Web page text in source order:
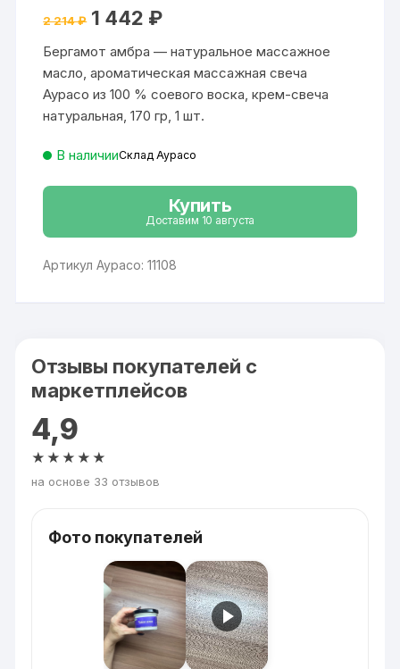
на основе
пользовател
ей
2 214₽ Первоначальная
цена
2
214 ₽.
1 442 ₽Текущая
442 ₽.
Бергамот амбра — натуральное массажное
масло, ароматическая массажная свеча
Аурасо из 100 % соевого воска, крем-свеча
натуральная, 170 гр, 1 шт.
В наличииСклад Аурасо
Купить
Доставим 10 августа
Артикул Аурасо: 11108
Отзывы покупателей с
маркетплейсов
4,9
★★★★★
на основе 33 отзывов
Фото покупателей